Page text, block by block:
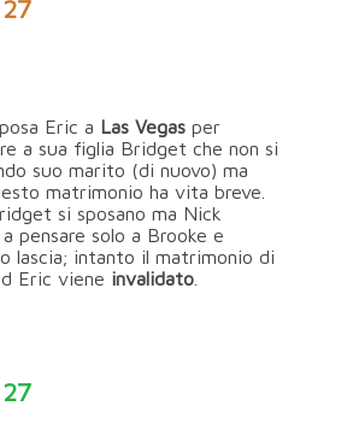
Eric a Las Vegasper
a sua figlia Bridget che non si
suo marito (di nuovo) ma
matrimonio ha vita breve.
si sposano ma Nick
pensare solo a Brooke e
lascia; intanto il matrimonio di
Eric viene invalidato.